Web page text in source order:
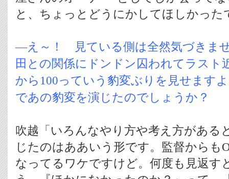
と、ちょっとどうにかしてほしかった
―え～！ 見ている側は全然気づきま
田との関係にドンドン囚われてラスト
から100っていう豹変ぶりを見せます
であの豹変を演じたのでしょうか？
吹越「いろんなやり方や考え方がある
じたのはああいう形です。監督からも
なってるワケですけど。何度も見返す